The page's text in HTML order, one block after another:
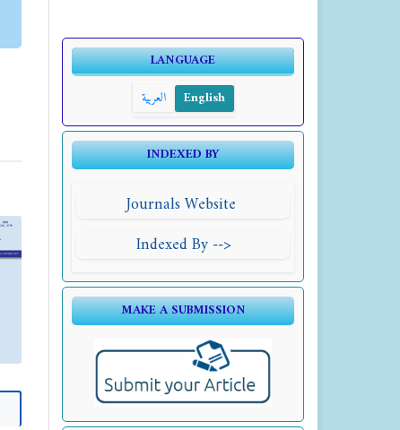
LANGUAGE
العربية
English
INDEXED BY
Journals Website
Indexed By -->
MAKE A SUBMISSION